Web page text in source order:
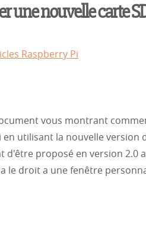
une nouvelle carte
Raspberry Pi
vous montrant
utilisant la nouvelle version
d'être proposé en version 2.0
le droit a une fenêtre